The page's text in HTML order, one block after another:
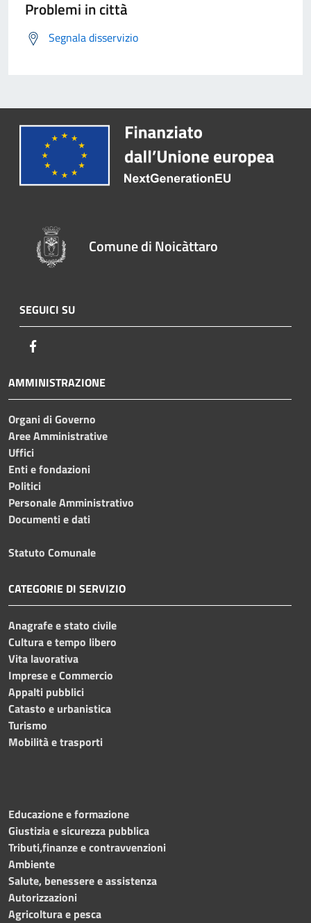
Problemi in città
Segnala disservizio
Comune di Noicàttaro
SEGUICI SU
AMMINISTRAZIONE
Organi di Governo
Aree Amministrative
Uffici
Enti e fondazioni
Politici
Personale Amministrativo
Documenti e dati
Statuto Comunale
CATEGORIE DI SERVIZIO
Anagrafe e stato civile
Cultura e tempo libero
Vita lavorativa
Imprese e Commercio
Appalti pubblici
Catasto e urbanistica
Turismo
Mobilità e trasporti
Educazione e formazione
Giustizia e sicurezza pubblica
Tributi,finanze e contravvenzioni
Ambiente
Salute, benessere e assistenza
Autorizzazioni
Agricoltura e pesca